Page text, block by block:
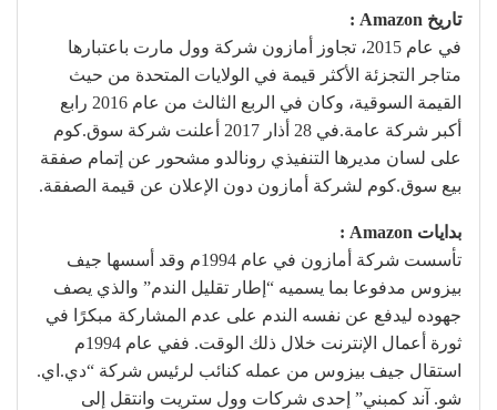
تاريخ Amazon :
في عام 2015، تجاوز أمازون شركة وول مارت باعتبارها
متاجر التجزئة الأكثر قيمة في الولايات المتحدة من حيث
القيمة السوقية، وكان في الربع الثالث من عام 2016 رابع
أكبر شركة عامة.في 28 أذار 2017 أعلنت شركة سوق.كوم
على لسان مديرها التنفيذي رونالدو مشحور عن إتمام صفقة
بيع سوق.كوم لشركة أمازون دون الإعلان عن قيمة الصفقة.
بدايات Amazon :
تأسست شركة أمازون في عام 1994م وقد أسسها جيف
بيزوس مدفوعا بما يسميه “إطار تقليل الندم” والذي يصف
جهوده ليدفع عن نفسه الندم على عدم المشاركة مبكرًا في
ثورة أعمال الإنترنت خلال ذلك الوقت. ففي عام 1994م
استقال جيف بيزوس من عمله كنائب لرئيس شركة “دي.اي.
شو. آند كمبني” إحدى شركات وول ستريت وانتقل إلى